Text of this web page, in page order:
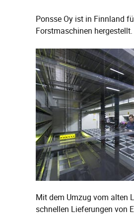
Ponsse Oy ist in Finnland
Forstmaschinen hergestellt.
Mit dem Umzug vom alten
schnellen Lieferungen von